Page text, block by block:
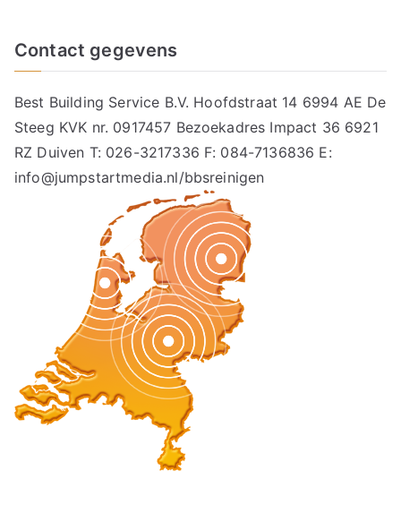
Contact gegevens
Best Building Service B.V. Hoofdstraat 14 6994 AE De
Steeg KVK nr. 0917457 Bezoekadres Impact 36 6921
RZ Duiven T: 026-3217336 F: 084-7136836 E:
info@jumpstartmedia.nl/bbsreinigen